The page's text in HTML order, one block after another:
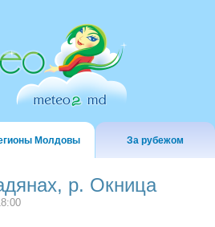
Молдовы За рубежом
р. Окница